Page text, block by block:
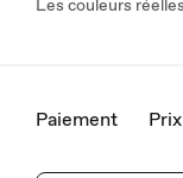
Les couleurs
Paiement